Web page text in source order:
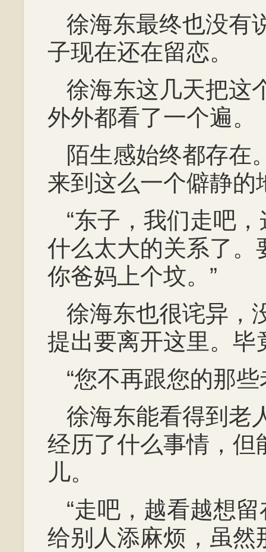
徐海东最终也没有
子现在还在留恋。
徐海东这几天把这
外外都看了一个遍。
陌生感始终都存在
来到这么一个僻静的
“东子，我们走吧
什么太大的关系了。
你爸妈上个坟。”
徐海东也很诧异，
提出要离开这里。毕
“您不再跟您的那
徐海东能看得到老
经历了什么事情，但
儿。
“走吧，越看越想
给别人添麻烦，虽然